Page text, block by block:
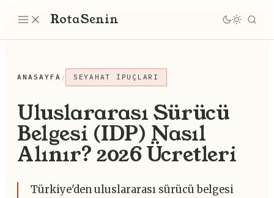
RotaSenin
ANASAYFA / SEYAHAT İPUÇLARI
Uluslararası Sürücü
Belgesi (IDP) Nasıl
Alınır? 2026 Ücretleri
Türkiye'den uluslararası sürücü belgesi